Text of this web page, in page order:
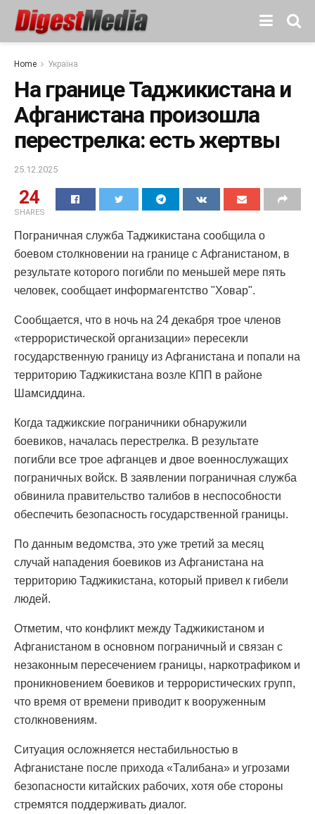
Home Україна
На границе Таджикистана и
Афганистана произошла
перестрелка: есть жертвы
25.12.2025
24
SHARES
Пограничная служба Таджикистана сообщила о
боевом столкновении на границе с Афганистаном, в
результате которого погибли по меньшей мере пять
человек, сообщает информагентство "Ховар".
Сообщается, что в ночь на 24 декабря трое членов
«террористической организации» пересекли
государственную границу из Афганистана и попали на
территорию Таджикистана возле КПП в районе
Шамсиддина.
Когда таджикские пограничники обнаружили
боевиков, началась перестрелка. В результате
погибли все трое афганцев и двое военнослужащих
пограничных войск. В заявлении пограничная служба
обвинила правительство талибов в неспособности
обеспечить безопасность государственной границы.
По данным ведомства, это уже третий за месяц
случай нападения боевиков из Афганистана на
территорию Таджикистана, который привел к гибели
людей.
Отметим, что конфликт между Таджикистаном и
Афганистаном в основном пограничный и связан с
незаконным пересечением границы, наркотрафиком и
проникновением боевиков и террористических групп,
что время от времени приводит к вооруженным
столкновениям.
Ситуация осложняется нестабильностью в
Афганистане после прихода «Талибана» и угрозами
безопасности китайских рабочих, хотя обе стороны
стремятся поддерживать диалог.